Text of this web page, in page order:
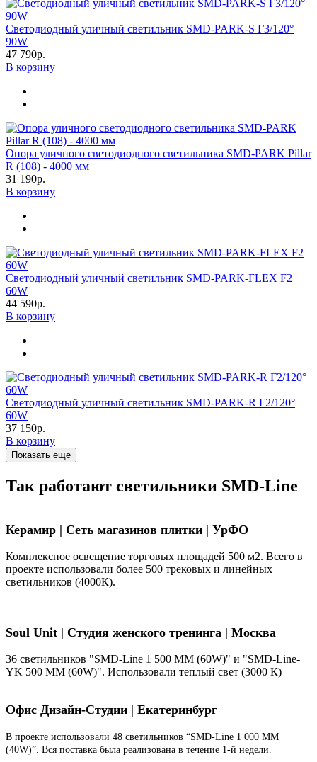
Светодиодный уличный светильник SMD-PARK-S Г3/120°
90W
47 790р.
В корзину
Опора уличного светодиодного светильника SMD-PARK Pillar
R (108) - 4000 мм
31 190р.
В корзину
Светодиодный уличный светильник SMD-PARK-FLEX F2
60W
44 590р.
В корзину
Светодиодный уличный светильник SMD-PARK-R Г2/120°
60W
37 150р.
В корзину
Показать еще
Так работают светильники SMD-Line
Керамир | Сеть магазинов плитки | УрФО
Комплексное освещение торговых площадей 500 м2. Всего в
проекте использовали более 500 трековых и линейных
светильников (4000К).
Soul Unit | Студия женского тренинга | Москва
36 светильников "SMD-Line 1 500 ММ (60W)" и "SMD-Line-
YK 500 ММ (60W)". Использовали теплый свет (3000 К)
Офис Дизайн-Студии | Екатеринбург
В проекте использовали 48 светильников “SMD-Line 1 000 ММ
(40W)”. Вся поставка была реализована в течение 1-й недели.